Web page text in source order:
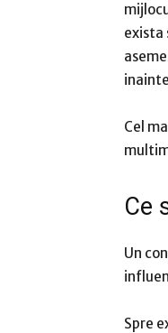
exista
Cel
Ce
Un
Spre